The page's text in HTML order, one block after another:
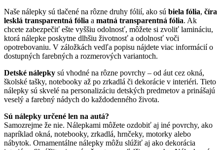
Naše nálepky sú tlačené na rôzne druhy fólií, ako sú biela fólia, číra
lesklá transparentná fólia a matná transparentná fólia. Ak
chcete zabezpečiť ešte vyššiu odolnosť, môžete si zvoliť lamináciu,
ktorá nálepke poskytne dlhšiu životnosť a odolnosť voči
opotrebovaniu. V záložkách vedľa popisu nájdete viac informácií o
dostupných farebných a rozmerových variantoch.
Detské nálepky sú vhodné na rôzne povrchy – od áut cez okná,
školské tašky, notebooky až po zrkadlá či dekorácie v interiéri. Tieto
nálepky sú skvelé na personalizáciu detských predmetov a prinášajú
veselý a farebný nádych do každodenného života.
Sú nálepky určené len na autá?
Samozrejme že nie. Nálepkami môžete ozdobiť aj iné povrchy, ako
napríklad okná, notebooky, zrkadlá, hrnčeky, motorky alebo
nábytok. Ornamentálne nálepky môžu slúžiť aj ako dekorácia